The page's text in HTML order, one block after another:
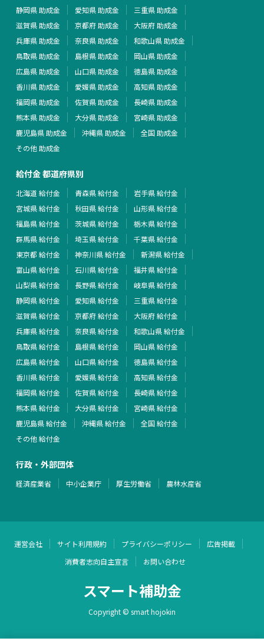
静岡県 助成金
愛知県 助成金
三重県 助成金
滋賀県 助成金
京都府 助成金
大阪府 助成金
兵庫県 助成金
奈良県 助成金
和歌山県 助成金
鳥取県 助成金
島根県 助成金
岡山県 助成金
広島県 助成金
山口県 助成金
徳島県 助成金
香川県 助成金
愛媛県 助成金
高知県 助成金
福岡県 助成金
佐賀県 助成金
長崎県 助成金
熊本県 助成金
大分県 助成金
宮崎県 助成金
鹿児島県 助成金
沖縄県 助成金
全国 助成金
その他 助成金
給付金 都道府県別
北海道 給付金 青森県 給付金
岩手県 給付金
宮城県 給付金
秋田県 給付金
山形県 給付金
福島県 給付金
茨城県 給付金
栃木県 給付金
群馬県 給付金
埼玉県 給付金
千葉県 給付金
東京都 給付金
神奈川県 給付金
新潟県 給付金
富山県 給付金
石川県 給付金
福井県 給付金
山梨県 給付金
長野県 給付金
岐阜県 給付金
静岡県 給付金
愛知県 給付金
三重県 給付金
滋賀県 給付金
京都府 給付金
大阪府 給付金
兵庫県 給付金
奈良県 給付金
和歌山県 給付金
鳥取県 給付金
島根県 給付金
岡山県 給付金
広島県 給付金
山口県 給付金
徳島県 給付金
香川県 給付金
愛媛県 給付金
高知県 給付金
福岡県 給付金
佐賀県 給付金
長崎県 給付金
熊本県 給付金
大分県 給付金
宮崎県 給付金
鹿児島県 給付金
沖縄県 給付金
全国 給付金
その他 給付金
行政・外部団体
経済産業省 中小企業庁 厚生労働省 農林水産省
運営会社 サイト利用規約 プライバシーポリシー
広告掲載
消費者志向自主宣言
お問い合わせ
スマート補助金
Copyright © smart hojokin